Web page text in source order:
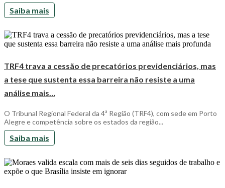
Saiba mais
TRF4 trava a cessão de precatórios previdenciários, mas
a tese que sustenta essa barreira não resiste a uma
análise mais…
O Tribunal Regional Federal da 4ª Região (TRF4), com sede em Porto
Alegre e competência sobre os estados da região...
Saiba mais